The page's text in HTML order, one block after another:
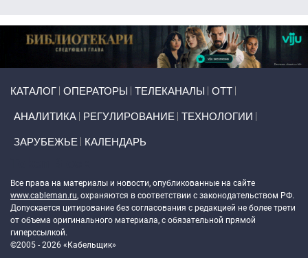
КАТАЛОГ ОПЕРАТОРЫ ТЕЛЕКАНАЛЫ ОТТ
АНАЛИТИКА РЕГУЛИРОВАНИЕ ТЕХНОЛОГИИ
ЗАРУБЕЖЬЕ КАЛЕНДАРЬ
Все права на материалы и новости, опубликованные на сайте
www.cableman.ru, охраняются в соответствии с законодательством РФ.
Допускается цитирование без согласования с редакцией не более трети
от объема оригинального материала, с обязательной прямой
гиперссылкой.
©2005 - 2026 «Кабельщик»